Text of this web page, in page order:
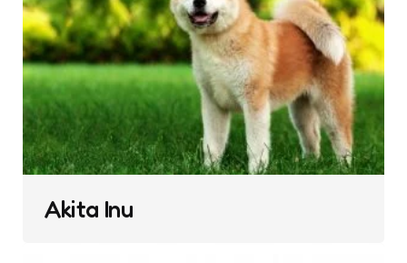
Akita Inu